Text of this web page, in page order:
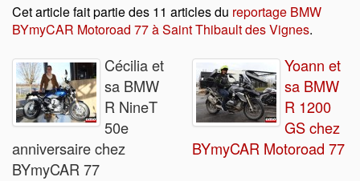
Cet article fait partie des 11 articles du reportage BMW
BYmyCAR Motoroad 77 à Saint Thibault des Vignes.
Cécilia et
sa BMW
R NineT
50e
anniversaire chez
BYmyCAR 77
Yoann et
sa BMW
R 1200
GS chez
BYmyCAR Motoroad 77